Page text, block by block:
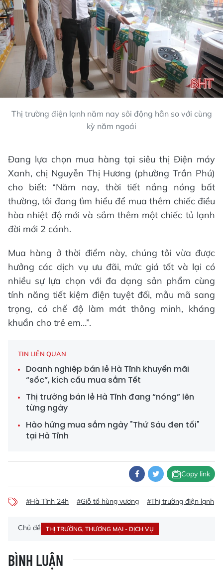
Thị trường điện lạnh năm nay sôi động hẳn so với cùng
kỳ năm ngoái
Đang lựa chọn mua hàng tại siêu thị Điện máy
Xanh, chị Nguyễn Thị Hương (phường Trần Phú)
cho biết: “Năm nay, thời tiết nắng nóng bất
thường, tôi đang tìm hiểu để mua thêm chiếc điều
hòa nhiệt độ mới và sắm thêm một chiếc tủ lạnh
đời mới 2 cánh.
Mua hàng ở thời điểm này, chúng tôi vừa được
hưởng các dịch vụ ưu đãi, mức giá tốt và lại có
nhiều sự lựa chọn với đa dạng sản phẩm cùng
tính năng tiết kiệm điện tuyệt đối, mẫu mã sang
trọng, có chế độ làm mát thông minh, kháng
khuẩn cho trẻ em…”.
TIN LIÊN QUAN
Doanh nghiệp bán lẻ Hà Tĩnh khuyến mãi
“sốc”, kích cầu mua sắm Tết
Thị trường bán lẻ Hà Tĩnh đang “nóng” lên
từng ngày
Hào hứng mua sắm ngày "Thứ Sáu đen tối"
tại Hà Tĩnh
Copy link
#Hà Tĩnh 24h #Giỗ tổ hùng vương #Thị trường điện lạnh
Chủ đề THỊ TRƯỜNG, THƯƠNG MẠI - DỊCH VỤ
BÌNH LUẬN